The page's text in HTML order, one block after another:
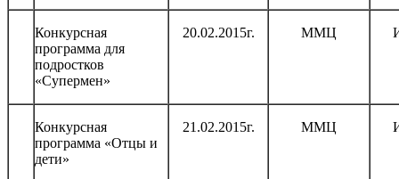
Конкурсная
программа для
подростков
«Супермен»
20.02.2015г. ММЦ
Конкурсная
программа «Отцы и
дети»
21.02.2015г. ММЦ